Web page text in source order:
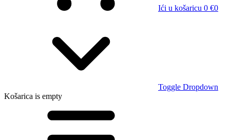
Ići u košaricu 0 €0
Toggle Dropdown
Košarica is empty